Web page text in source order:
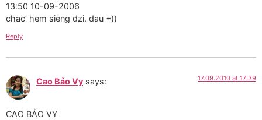
13:50 10-09-2006
chac’ hem sieng dzi. dau =))
Reply
Cao Bảo Vy says: 17.09.2010 at 17:39
CAO BẢO VY